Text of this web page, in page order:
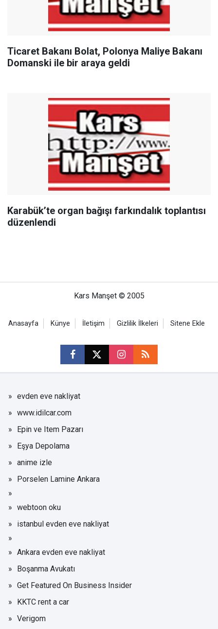
Ticaret Bakanı Bolat, Polonya Maliye Bakanı
Domanski ile bir araya geldi
Karabük’te organ bağışı farkındalık toplantısı
düzenlendi
Kars Manşet © 2005
Anasayfa Künye İletişim Gizlilik İlkeleri Sitene Ekle
evden eve nakliyat
www.idilcar.com
Epin ve Item Pazarı
Eşya Depolama
anime izle
Porselen Lamine Ankara
webtoon oku
istanbul evden eve nakliyat
Ankara evden eve nakliyat
Boşanma Avukatı
Get Featured On Business Insider
KKTC rent a car
Verigom